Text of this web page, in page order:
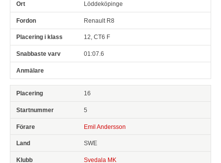
Löddeköpinge
Renault R8
12, CT6 F
01:07.6
16
5
Emil Andersson
SWE
Svedala MK